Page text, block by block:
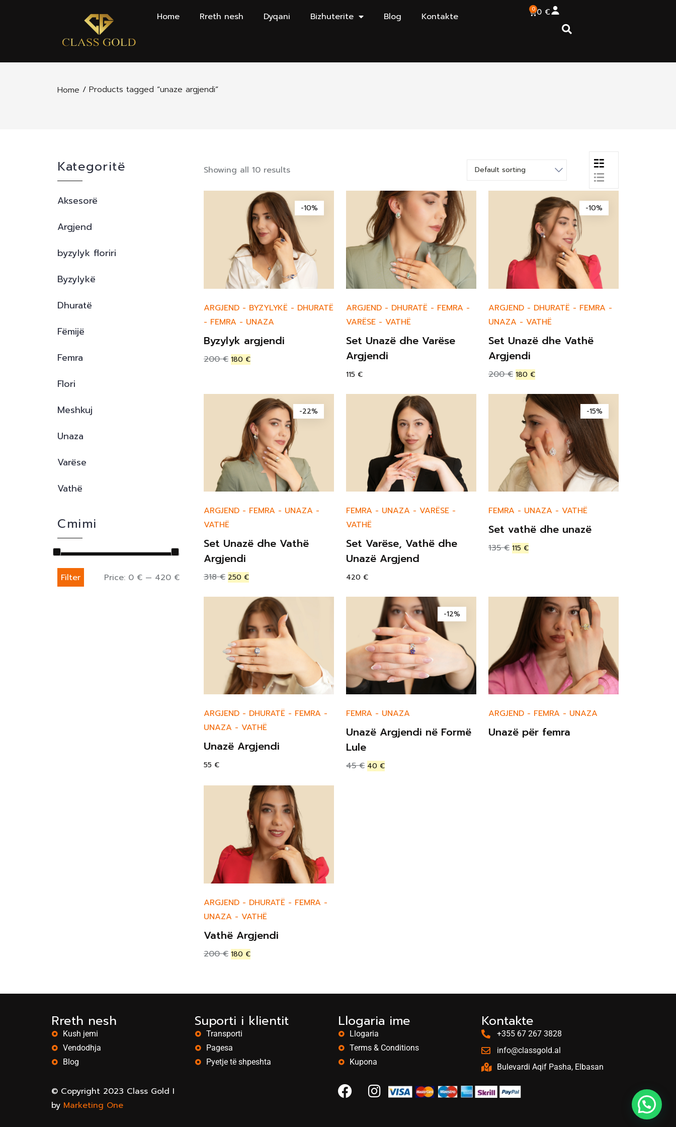
Home Rreth nesh Dyqani Bizhuterite Blog Kontakte 0 €
0
Home / Products tagged “unaze argjendi”
Kategoritë
Aksesorë
Argjend
byzylyk floriri
Byzylykë
Dhuratë
Fëmijë
Femra
Flori
Meshkuj
Unaza
Varëse
Vathë
Cmimi
Filter Price: 0 € — 420 €
Showing all 10 results
-10%
ARGJEND - BYZYLYKË - DHURATË
- FEMRA - UNAZA
Byzylyk argjendi
200€ 180 €
ARGJEND- DHURATË- FEMRA -
VARËSE- VATHË
Set Unazë dhe Varëse
Argjendi
115 €
-10%
ARGJEND- DHURATË- FEMRA -
UNAZA - VATHË
Set Unazë dhe Vathë
Argjendi
200€ 180 €
-22%
ARGJEND - FEMRA - UNAZA -
VATHË
Set Unazë dhe Vathë
Argjendi
318€ 250 €
FEMRA - UNAZA - VARËSE-
VATHË
Set Varëse, Vathë dhe
Unazë Argjend
420 €
-15%
FEMRA - UNAZA - VATHË
Set vathë dhe unazë
135€ 115 €
ARGJEND - DHURATË - FEMRA -
UNAZA - VATHË
Unazë Argjendi
55 €
-12%
FEMRA - UNAZA
Unazë Argjendi në Formë
Lule
45€ 40 €
ARGJEND- FEMRA - UNAZA
Unazë për femra
ARGJEND - DHURATË - FEMRA -
UNAZA - VATHË
Vathë Argjendi
200€ 180 €
Rreth nesh
Kush jemi
Vendodhja
Blog
Suporti i klientit
Transporti
Pagesa
Pyetje të shpeshta
Llogaria ime
Llogaria
Terms & Conditions
Kupona
Kontakte
+355 67 267 3828
info@classgold.al
Bulevardi Aqif Pasha, Elbasan
© Copyright 2023 Class Gold I
by Marketing One